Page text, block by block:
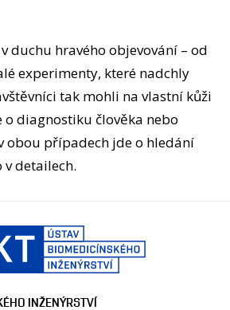
v duchu hravého objevování – od
experimenty, které nadchly
tak mohli na vlastní kůži
o diagnostiku člověka nebo
obou případech jde o hledání
detailech.
INŽENÝRSTVÍ